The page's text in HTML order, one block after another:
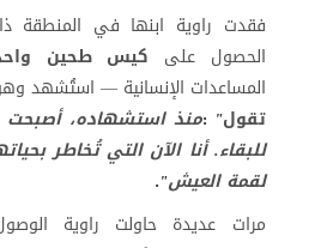
فقدت راوية ابنها في المنطقة
الحصول على كيس طحين
المساعدات الإنسانية — استُشهد
تقول : " منذ استشهاده، أصبحت
للبقاء. أنا الآن التي تُخاطر
لقمة العيش."
مرات عديدة حاولت راوية